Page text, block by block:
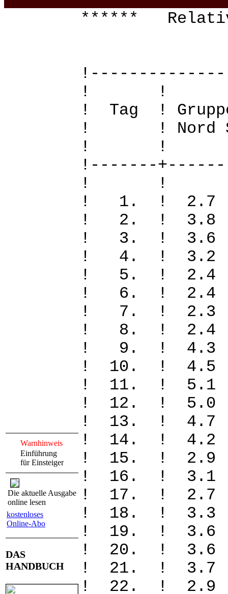
Warnhinweis
Einführung
für Einsteiger
Die aktuelle Ausgabe
online lesen
kostenloses
Online-Abo
DAS
HANDBUCH
******
!
! Tag !
! ! Nord
!
!-------
!
! 1. ! 2.7
! 2. ! 3.8
! 3. ! 3.6
! 4. ! 3.2
! 5. ! 2.4
! 6. ! 2.4
! 7. ! 2.3
! 8. ! 2.4
! 9. ! 4.3
! 10. ! 4.5
! 11. ! 5.1
! 12. !
! 13. !
! 14. !
! 15. !
! 16. !
! 17. !
! 18. !
! 19. !
! 20. !
! 21. !
! 22. ! 2.9